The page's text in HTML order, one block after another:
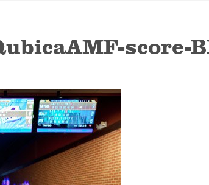
score-